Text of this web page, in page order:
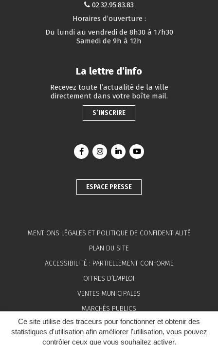
Ce site utilise des traceurs pour fonctionner et obtenir des
statistiques d'utilisation afin améliorer l'utilisation, vous pouvez
contrôler ceux que vous souhaitez activer.
02.32.95.83.83
Horaires d’ouverture :
Du lundi au vendredi de 8h30 à 17h30
Samedi de 9h à 12h
La lettre d’info
Recevez toute l’actualité de la ville
directement dans votre boîte mail.
S’INSCRIRE
Lien vers le compte Facebook
Lien vers le compte Instagram
Lien vers le compte Linkedin
Lien vers la chaîne
ESPACE PRESSE
MENTIONS LÉGALES ET POLITIQUE DE CONFIDENTIALITÉ
PLAN DU SITE
ACCESSIBILITÉ : PARTIELLEMENT CONFORME
OFFRES D’EMPLOI
VENTES MUNICIPALES
MARCHÉS PUBLICS
ESPACE PRESSE